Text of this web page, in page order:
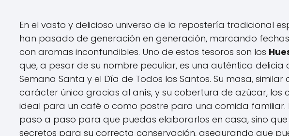
En el vasto y delicioso universo de la repostería tradicional
han pasado de generación en generación, marcando
con aromas inconfundibles. Uno de estos tesoros son los
que, a pesar de su nombre peculiar, es una auténtica
Semana Santa y el Día de Todos los Santos. Su masa,
carácter único gracias al anís, y su cobertura de azúcar, los
ideal para un café o como postre para una comida familiar.
paso a paso para que puedas elaborarlos en casa, sino
secretos para su correcta conservación, asegurando que